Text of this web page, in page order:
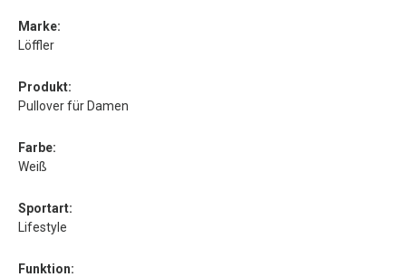
Marke:
Löffler
Produkt:
Pullover für Damen
Farbe:
Weiß
Sportart:
Lifestyle
Funktion: